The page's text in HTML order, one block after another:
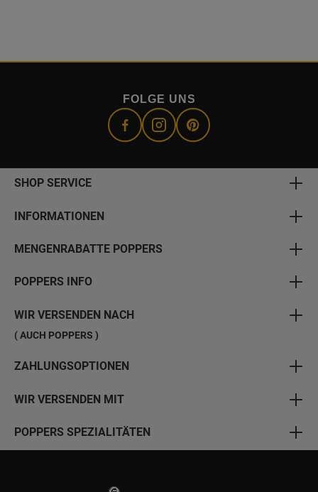
FOLGE UNS
SHOP SERVICE
INFORMATIONEN
MENGENRABATTE POPPERS
POPPERS INFO
WIR VERSENDEN NACH
( AUCH POPPERS )
ZAHLUNGSOPTIONEN
WIR VERSENDEN MIT
POPPERS SPEZIALITÄTEN